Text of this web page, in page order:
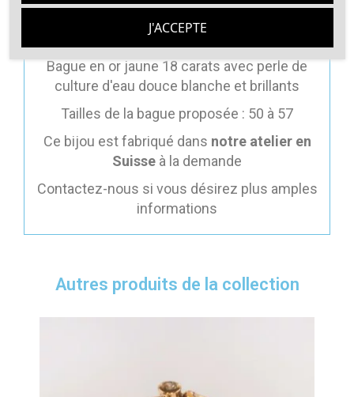
Détails du produit
Bague en or jaune 18 carats avec perle de
culture d'eau douce blanche et brillants
Tailles de la bague proposée : 50 à 57
Ce bijou est fabriqué dans notre atelier en
Suisse à la demande
Contactez-nous si vous désirez plus amples
informations
Autres produits de la collection
J'ACCEPTE